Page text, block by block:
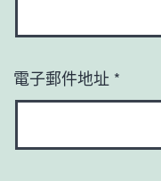
電子郵件地址 *